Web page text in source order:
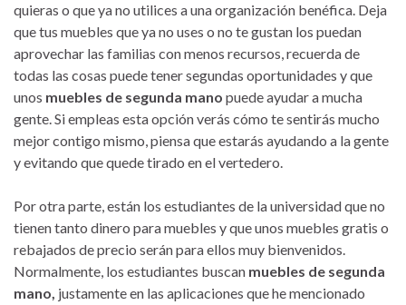
quieras o que ya no utilices a una organización benéfica. Deja
que tus muebles que ya no uses o no te gustan los puedan
aprovechar las familias con menos recursos, recuerda de
todas las cosas puede tener segundas oportunidades y que
unos muebles de segunda mano puede ayudar a mucha
gente. Si empleas esta opción verás cómo te sentirás mucho
mejor contigo mismo, piensa que estarás ayudando a la gente
y evitando que quede tirado en el vertedero.
Por otra parte, están los estudiantes de la universidad que no
tienen tanto dinero para muebles y que unos muebles gratis o
rebajados de precio serán para ellos muy bienvenidos.
Normalmente, los estudiantes buscan muebles de segunda
mano, justamente en las aplicaciones que he mencionado